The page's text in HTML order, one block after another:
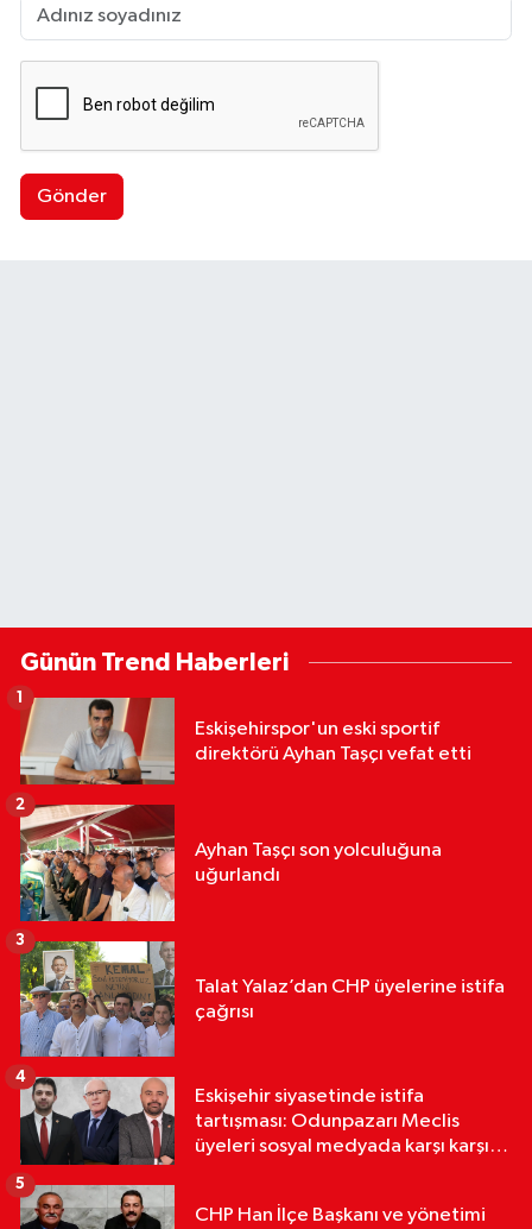
Gönder
Günün Trend Haberleri
Eskişehirspor'un eski sportif
direktörü Ayhan Taşçı vefat etti
1
Ayhan Taşçı son yolculuğuna
uğurlandı
2
Talat Yalaz’dan CHP üyelerine istifa
çağrısı
3
Eskişehir siyasetinde istifa
tartışması: Odunpazarı Meclis
üyeleri sosyal medyada karşı karşıya
4
CHP Han İlçe Başkanı ve yönetimi
5